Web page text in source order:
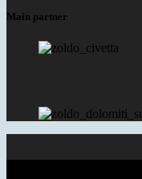
Main partner